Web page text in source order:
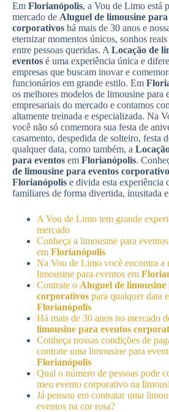
Em Florianópolis, a Vou de Limo está
mercado de Aluguel de limousine para
corporativos há mais de 30 anos e
eternizar momentos únicos, sonhos reais
entre pessoas queridas. A Locação de
eventos é uma experiência única e
empresas que buscam inovar e
funcionários em grande estilo. Em
os melhores modelos de limousine para
empresariais do mercado e contamos
altamente treinada e especializada. Na
você não só comemora sua festa de
casamento, despedida de solteiro, festa
qualquer data, como também, a
para eventos em Florianópolis.
de limousine para eventos
Florianópolis e divida esta experiência
familiares de forma divertida, inusitada
A Vou de Limo tem grande
mercado
Conheça a limousine para
em Florianópolis
Na Vou de Limo você encontra a
limousine para eventos em
Contrate o Aluguel de limousine
corporativos para qualquer data
Florianópolis
Há mais de 30 anos no mercado
limousine para eventos
Conheça nossas condições de
contrate uma limousine para
Florianópolis
Qual o número de pessoas pode
meu evento corporativo na
Já pensou em contratar uma
eventos na cor rosa?